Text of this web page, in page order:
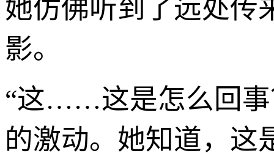
她仿佛听到了远处传
影。
“这……这是怎么回事
的激动。她知道，这